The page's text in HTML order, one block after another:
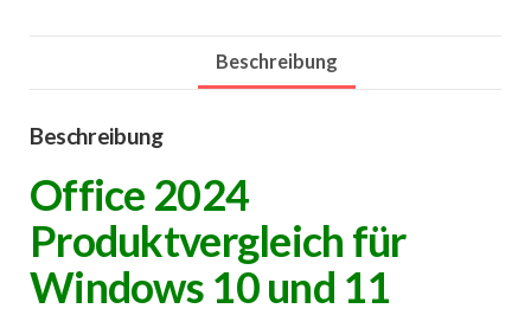
Beschreibung
Beschreibung
Office 2024
Produktvergleich für
Windows 10 und 11